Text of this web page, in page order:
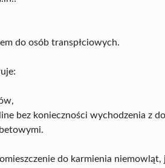
do osób transpłciowych.
bez konieczności wychodzenia z
do karmienia